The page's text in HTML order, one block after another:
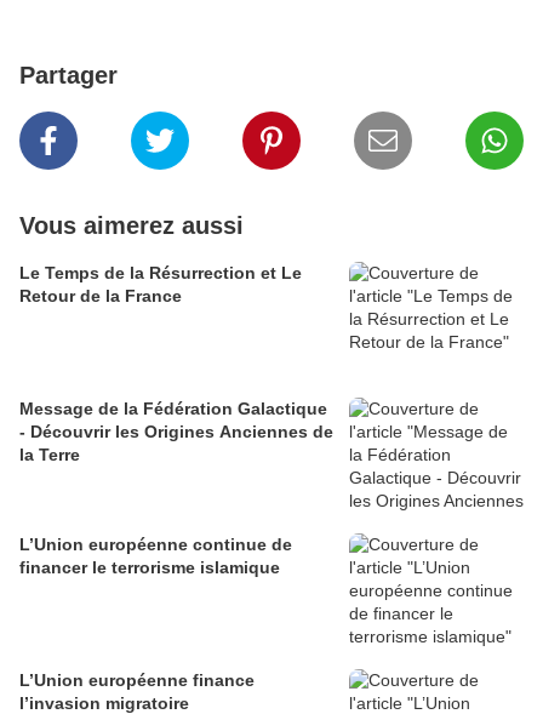
Partager
Vous aimerez aussi
Le Temps de la Résurrection et Le
Retour de la France
Message de la Fédération Galactique
- Découvrir les Origines Anciennes de
la Terre
L’Union européenne continue de
financer le terrorisme islamique
L’Union européenne finance
l’invasion migratoire